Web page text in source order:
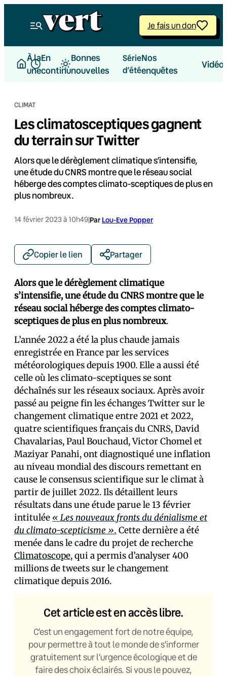
Je fais un don
À la
une
En
continu
Bonnes
nouvelles
Série
d’été
Nos
enquêtes
CLIMAT
Les climatosceptiques gagnent
du terrain sur Twitter
Alors que le dérèglement climatique s’intensifie,
une étude du CNRS montre que le réseau social
héberge des comptes climato-sceptiques de plus en
plus nombreux.
14 février 2023 à 10h49|Par Lou-Eve Popper
Copier le lien Partager
Alors que le dérèglement climatique
s’intensifie, une étude du CNRS montre que le
réseau social héberge des comptes climato-
sceptiques de plus en plus nombreux.
L’année 2022 a été la plus chaude jamais
enregistrée en France par les services
météorologiques depuis 1900. Elle a aussi été
celle où les climato-sceptiques se sont
déchaînés sur les réseaux sociaux. Après avoir
passé au peigne fin les échanges Twitter sur le
changement climatique entre 2021 et 2022,
quatre scientifiques français du CNRS, David
Chavalarias, Paul Bouchaud, Victor Chomel et
Maziyar Panahi, ont diagnostiqué une inflation
au niveau mondial des discours remettant en
cause le consensus scientifique sur le climat à
partir de juillet 2022. Ils détaillent leurs
résultats dans une étude parue le 13 février
intitulée « Les nouveaux fronts du dénialisme et
du climato-scepticisme ». Cette dernière a été
menée dans le cadre du projet de recherche
Climatoscope, qui a permis d’analyser 400
millions de tweets sur le changement
climatique depuis 2016.
Cet article est en accès libre.
C’est un engagement fort de notre équipe,
pour permettre à tout le monde de s’informer
gratuitement sur l’urgence écologique et de
faire des choix éclairés. Si vous le pouvez,